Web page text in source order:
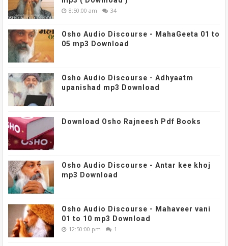
8:50:00 am 34
Osho Audio Discourse - MahaGeeta 01 to
05 mp3 Download
Osho Audio Discourse - Adhyaatm
upanishad mp3 Download
Download Osho Rajneesh Pdf Books
Osho Audio Discourse - Antar kee khoj
mp3 Download
Osho Audio Discourse - Mahaveer vani
01 to 10 mp3 Download
12:50:00 pm 1